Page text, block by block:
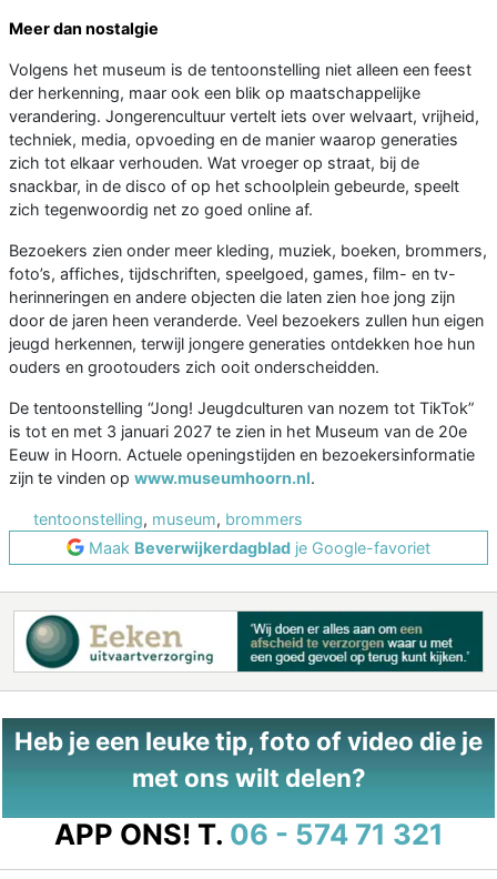
Meer dan nostalgie
Volgens het museum is de tentoonstelling niet alleen een feest
der herkenning, maar ook een blik op maatschappelijke
verandering. Jongerencultuur vertelt iets over welvaart, vrijheid,
techniek, media, opvoeding en de manier waarop generaties
zich tot elkaar verhouden. Wat vroeger op straat, bij de
snackbar, in de disco of op het schoolplein gebeurde, speelt
zich tegenwoordig net zo goed online af.
Bezoekers zien onder meer kleding, muziek, boeken, brommers,
foto’s, affiches, tijdschriften, speelgoed, games, film- en tv-
herinneringen en andere objecten die laten zien hoe jong zijn
door de jaren heen veranderde. Veel bezoekers zullen hun eigen
jeugd herkennen, terwijl jongere generaties ontdekken hoe hun
ouders en grootouders zich ooit onderscheidden.
De tentoonstelling “Jong! Jeugdculturen van nozem tot TikTok”
is tot en met 3 januari 2027 te zien in het Museum van de 20e
Eeuw in Hoorn. Actuele openingstijden en bezoekersinformatie
zijn te vinden op www.museumhoorn.nl.
tentoonstelling, museum, brommers
Maak Beverwijkerdagblad je Google-favoriet
Heb je een leuke tip, foto of video die je
met ons wilt delen?
APP ONS! T. 06 - 574 71 321